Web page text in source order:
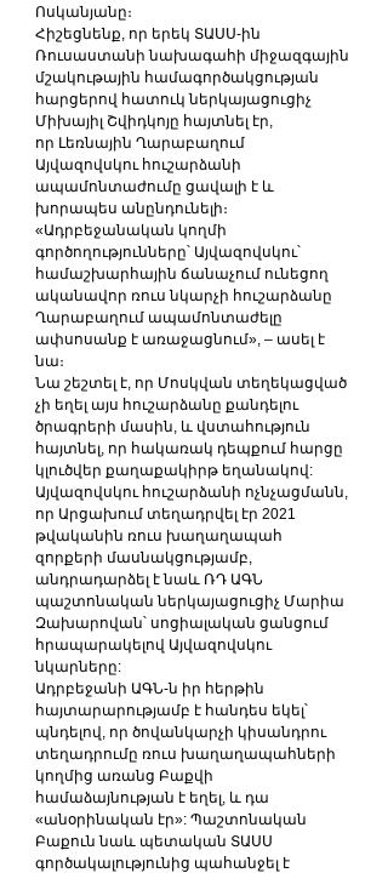
Ոսկանյանը։
Հիշեցնենք, որ երեկ ՏԱՍՍ-ին
Ռուսաստանի նախագահի միջազգային
մշակութային համագործակցության
հարցերով հատուկ ներկայացուցիչ
Միխայիլ Շվիդկոյը հայտնել էր,
որ Լեռնային Ղարաբաղում
Այվազովսկու հուշարձանի
ապամոնտաժումը ցավալի է և
խորապես անընդունելի։
«Ադրբեջանական կողմի
գործողությունները՝ Այվազովսկու՝
համաշխարհային ճանաչում ունեցող
ականավոր ռուս նկարչի հուշարձանը
Ղարաբաղում ապամոնտաժելը
ափսոսանք է առաջացնում», – ասել է
նա։
Նա շեշտել է, որ Մոսկվան տեղեկացված
չի եղել այս հուշարձանը քանդելու
ծրագրերի մասին, և վստահություն
հայտնել, որ հակառակ դեպքում հարցը
կլուծվեր քաղաքակիրթ եղանակով:
Այվազովսկու հուշարձանի ոչնչացմանն,
որ Արցախում տեղադրվել էր 2021
թվականին ռուս խաղաղապահ
զորքերի մասնակցությամբ,
անդրադարձել է նաև ՌԴ ԱԳՆ
պաշտոնական ներկայացուցիչ Մարիա
Զախարովան՝ սոցիալական ցանցում
հրապարակելով Այվազովսկու
նկարները:
Ադրբեջանի ԱԳՆ-ն իր հերթին
հայտարարությամբ է հանդես եկել՝
պնդելով, որ ծովանկարչի կիսանդրու
տեղադրումը ռուս խաղաղապահների
կողմից առանց Բաքվի
համաձայնության է եղել, և դա
«անօրինական էր»: Պաշտոնական
Բաքուն նաև պետական ՏԱՍՍ
գործակալությունից պահանջել է